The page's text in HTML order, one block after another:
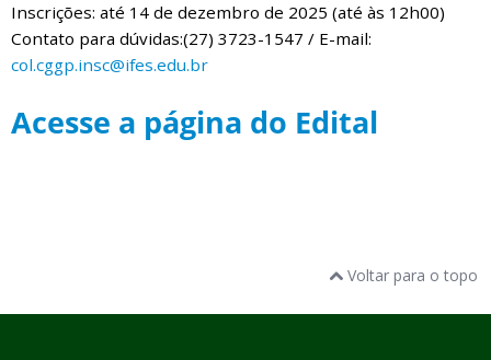
Inscrições: até 14 de dezembro de 2025 (até às 12h00)
Contato para dúvidas:(27) 3723-1547 / E-mail:
col.cggp.insc@ifes.edu.br
Acesse a página do Edital
Voltar para o topo